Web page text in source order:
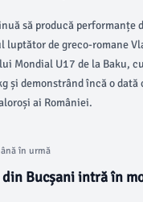
să producă performanțe
de greco-romane
Mondial U17 de la Baku,
și demonstrând încă o
ai României.
în urmă
Bucșani intră în